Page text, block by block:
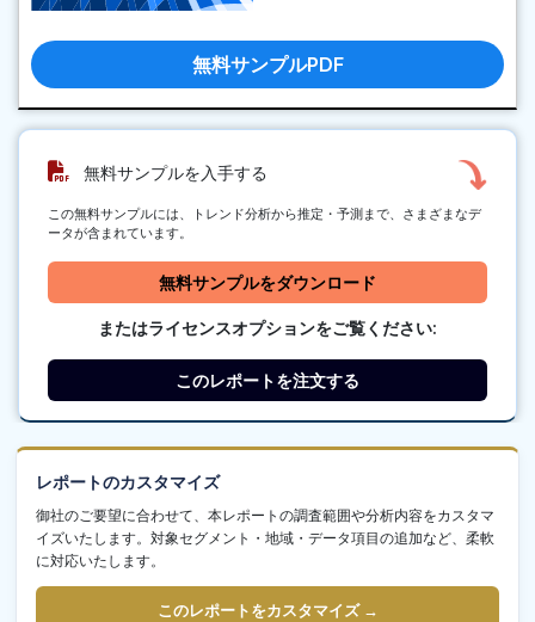
無料サンプルPDF
無料サンプルを入手する
この無料サンプルには、トレンド分析から推定・予測まで、さまざまなデ
ータが含まれています。
無料サンプルをダウンロード
またはライセンスオプションをご覧ください:
このレポートを注文する
レポートのカスタマイズ
御社のご要望に合わせて、本レポートの調査範囲や分析内容をカスタマ
イズいたします。対象セグメント・地域・データ項目の追加など、柔軟
に対応いたします。
このレポートをカスタマイズ →